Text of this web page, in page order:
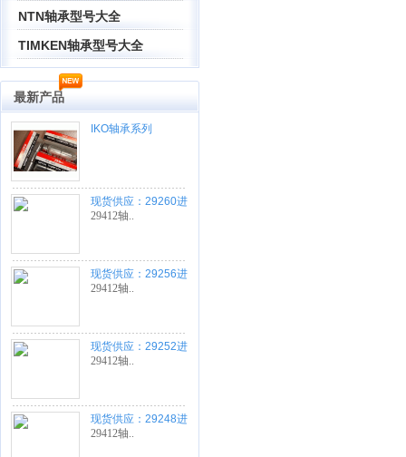
NTN轴承型号大全
TIMKEN轴承型号大全
最新产品
IKO轴承系列
现货供应：29260进
口轴承
29412轴..
现货供应：29256进
口轴承
29412轴..
现货供应：29252进
口轴承
29412轴..
现货供应：29248进
口轴承
29412轴..